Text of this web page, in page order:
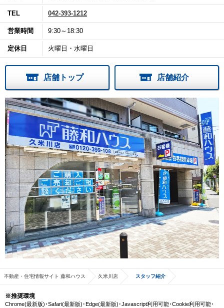
TEL 042-393-1212
営業時間 9:30～18:30
定休日 火曜日・水曜日
店舗トップ 店舗紹介
不動産・住宅情報サイト 藤和ハウス 久米川店 スタッフ紹介
※推奨環境
Chrome(最新版)･Safari(最新版)･Edge(最新版)･Javascript利用可能･Cookie利用可能･